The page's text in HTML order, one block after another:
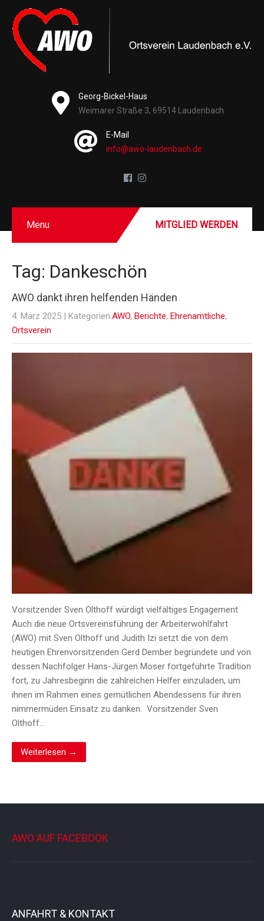
Georg-Bickel-Haus
Weimarer Straße 3, 69514 Laudenbach
E-Mail
info@awo-laudenbach.de
Menu MITGLIED WERDEN
Tag: Dankeschön
AWO dankt ihren helfenden Händen
4. März 2025 | Kategorien:AWO, Berichte, Ehrenamtliche,
Ortsverein
Vorsitzender Sven Olthoff würdigt vielfältiges Engagement
Auch die neue Ortsvereinsführung der Arbeiterwohlfahrt
(AWO) mit Sven Olthoff und Judith Izi setzt die von dem
heutigen Ehrenvorsitzenden Gerd Dember begründete und von
dessen Nachfolger Hans-Jürgen Moser fortgeführte Tradition
fort, zu Jahresbeginn die zahlreichen Helfer einzuladen, um
ihnen im Rahmen eines gemütlichen Abendessens für ihren
nimmermüden Einsatz zu danken. Vorsitzender Sven
Olthoff…
Weiterlesen →
AWO AUF FACEBOOK
ANFAHRT & KONTAKT